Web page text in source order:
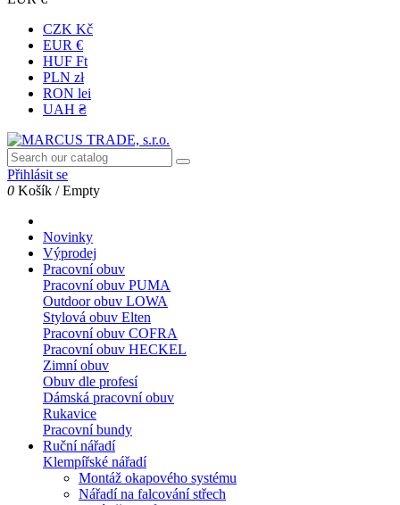
CZK Kč
EUR €
HUF Ft
PLN zł
RON lei
UAH ₴
Přihlásit se
0 Košík /Empty
Novinky
Výprodej
Pracovní obuv
Pracovní obuv PUMA
Outdoor obuv LOWA
Stylová obuv Elten
Pracovní obuv COFRA
Pracovní obuv HECKEL
Zimní obuv
Obuv dle profesí
Dámská pracovní obuv
Rukavice
Pracovní bundy
Ruční nářadí
Klempířské nářadí
Montáž okapového systému
Nářadí na falcování střech